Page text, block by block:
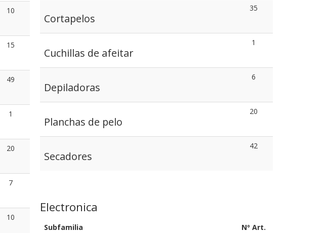
10
15
49
1
20
7
10
Cortapelos
35
Cuchillas de afeitar
1
Depiladoras
6
Planchas de pelo
20
Secadores
42
Electronica
Subfamilia Nº Art.